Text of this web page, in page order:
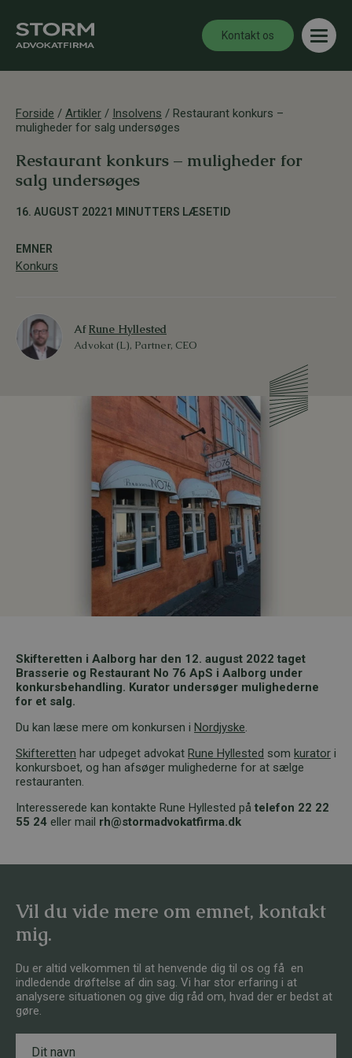
Kontakt os
Forside / Artikler / Insolvens / Restaurant konkurs –
muligheder for salg undersøges
Restaurant konkurs – muligheder for
salg undersøges
16. AUGUST 20221 MINUTTERS LÆSETID
EMNER
Konkurs
AfRune Hyllested
Advokat (L), Partner, CEO
Skifteretten i Aalborg har den 12. august 2022 taget
Brasserie og Restaurant No 76 ApS i Aalborg under
konkursbehandling. Kurator undersøger mulighederne
for et salg.
Du kan læse mere om konkursen i Nordjyske.
Skifteretten har udpeget advokat Rune Hyllested som kurator i
konkursboet, og han afsøger mulighederne for at sælge
restauranten.
Interesserede kan kontakte Rune Hyllested på telefon 22 22
55 24 eller mail rh@stormadvokatfirma.dk
Vil du vide mere om emnet, kontakt
mig.
Du er altid velkommen til at henvende dig til os og få en
indledende drøftelse af din sag. Vi har stor erfaring i at
analysere situationen og give dig råd om, hvad der er bedst at
gøre.